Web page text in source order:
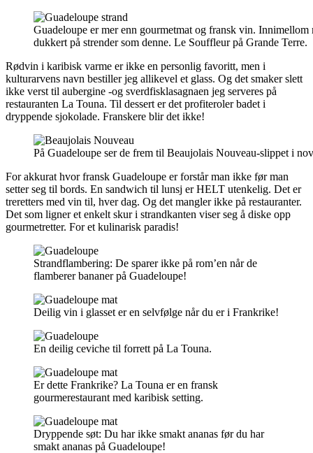
Guadeloupe er mer enn gourmetmat og fransk vin.
dukkert på strender som denne. Le Souffleur på Grande Terre.
Rødvin i karibisk varme er ikke en personlig favoritt, men i
kulturarvens navn bestiller jeg allikevel et glass. Og det smaker slett
ikke verst til aubergine -og sverdfisklasagnaen jeg serveres på
restauranten La Touna. Til dessert er det profiteroler badet i
dryppende sjokolade. Franskere blir det ikke!
På Guadeloupe ser de frem til Beaujolais Nouveau-slippet i
For akkurat hvor fransk Guadeloupe er forstår man ikke før man
setter seg til bords. En sandwich til lunsj er HELT utenkelig. Det er
treretters med vin til, hver dag. Og det mangler ikke på restauranter.
Det som ligner et enkelt skur i strandkanten viser seg å diske opp
gourmetretter. For et kulinarisk paradis!
Strandflambering: De sparer ikke på rom’en når de
flamberer bananer på Guadeloupe!
Deilig vin i glasset er en selvfølge når du er i Frankrike!
En deilig ceviche til forrett på La Touna.
Er dette Frankrike? La Touna er en fransk
gourmerestaurant med karibisk setting.
Dryppende søt: Du har ikke smakt ananas før du har
smakt ananas på Guadeloupe!